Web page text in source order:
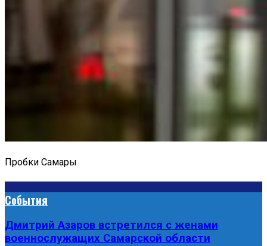
Пробки Самары
События
Дмитрий Азаров встретился с женами
военнослужащих Самарской области